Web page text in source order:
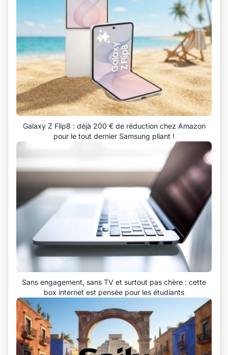
Galaxy Z Flip8 : déjà 200 € de réduction chez Amazon
pour le tout dernier Samsung pliant !
Sans engagement, sans TV et surtout pas chère : cette
box internet est pensée pour les étudiants